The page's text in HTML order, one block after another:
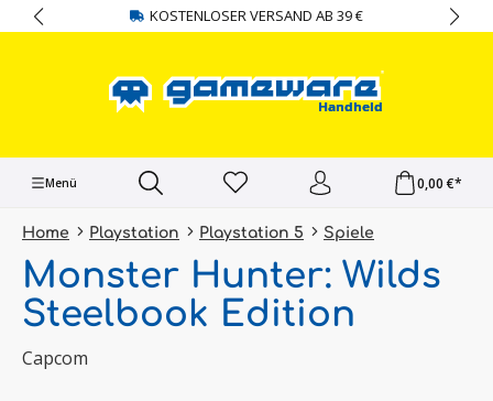
springen KOSTENLOSER VERSAND AB 39 €
Menü 0,00 €*
Home Playstation Playstation 5 Spiele
Monster Hunter: Wilds
Steelbook Edition
Capcom